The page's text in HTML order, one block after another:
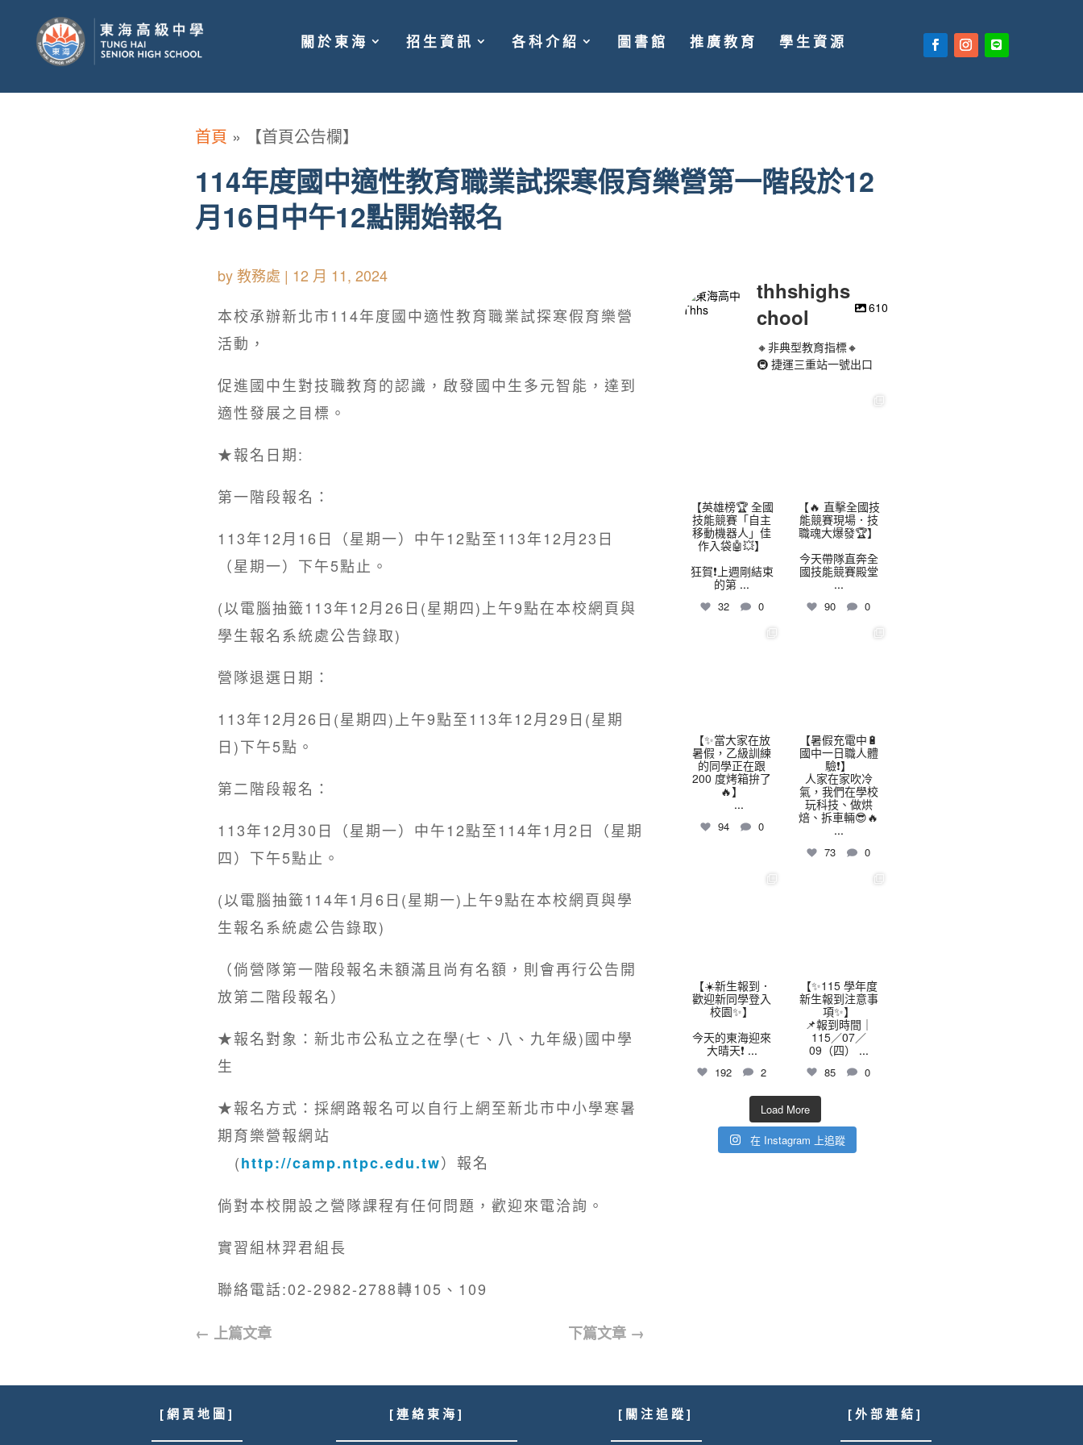
關於東海 招生資訊 各科介紹 圖書館 推廣教育 學生資源
首頁 » 【首頁公告欄】
114年度國中適性教育職業試探寒假育樂營第一階段於12
月16日中午12點開始報名
by教務處 | 12 月 11, 2024
本校承辦新北市114年度國中適性教育職業試探寒假育樂營
活動，
促進國中生對技職教育的認識，啟發國中生多元智能，達到
適性發展之目標。
★報名日期:
第一階段報名：
113年12月16日（星期一）中午12點至113年12月23日
（星期一）下午5點止。
(以電腦抽籤113年12月26日(星期四)上午9點在本校網頁與
學生報名系統處公告錄取)
營隊退選日期：
113年12月26日(星期四)上午9點至113年12月29日(星期
日)下午5點。
第二階段報名：
113年12月30日（星期一）中午12點至114年1月2日（星期
四）下午5點止。
(以電腦抽籤114年1月6日(星期一)上午9點在本校網頁與學
生報名系統處公告錄取)
（倘營隊第一階段報名未額滿且尚有名額，則會再行公告開
放第二階段報名）
★報名對象：新北市公私立之在學(七、八、九年級)國中學
生
★報名方式：採網路報名可以自行上網至新北市中小學寒暑
期育樂營報網站
(http://camp.ntpc.edu.tw）報名
倘對本校開設之營隊課程有任何問題，歡迎來電洽詢。
實習組林羿君組長
聯絡電話:02-2982-2788轉105、109
← 上篇文章 下篇文章→
thhshighs
chool
610
🔸非典型教育指標🔸
🚇 捷運三重站一號出口
【英雄榜🏆 全國
技能競賽「自主
移動機器人」佳
作入袋🤖💥】
狂賀❗上週剛結束
的第 ...
32 0
【🔥 直擊全國技
能競賽現場．技
職魂大爆發🏆】
今天帶隊直奔全
國技能競賽殿堂
...
90 0
【✨當大家在放
暑假，乙級訓練
的同學正在跟
200 度烤箱拚了
🔥】
...
94 0
【暑假充電中🔋
國中一日職人體
驗❗】
人家在家吹冷
氣，我們在學校
玩科技、做烘
焙、拆車輛😎🔥
...
73 0
【☀️新生報到．
歡迎新同學登入
校園✨】
今天的東海迎來
大晴天❗ ...
192 2
【✨115 學年度
新生報到注意事
項✨】
📌報到時間｜
115／07／
09（四）
...
85 0
Load More
在 Instagram 上追蹤
[ 網 頁 地 圖 ] [ 連 絡 東 海 ] [ 關 注 追 蹤 ] [ 外 部 連 結 ]